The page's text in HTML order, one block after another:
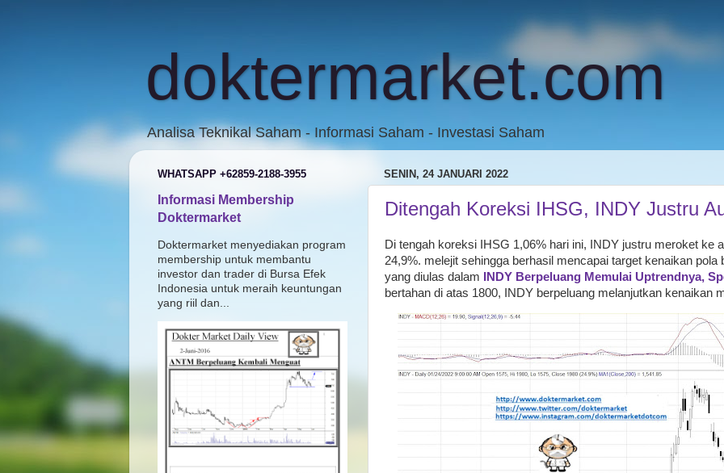
doktermarket.com
Analisa Teknikal Saham - Informasi Saham - Investasi Saham
SENIN, 24 JANUARI 2022
Ditengah Koreksi IHSG, INDY Justru
Di tengah koreksi IHSG 1,06% hari ini, INDY justru meroket ke
24,9%. melejit sehingga berhasil mencapai target kenaikan
yang diulas dalam
INDY Berpeluang Memulai Uptrendnya,
bertahan di atas 1800, INDY berpeluang melanjutkan kenaikan
WHATSAPP +62859-2188-3955
Informasi Membership
Doktermarket
Doktermarket menyediakan program
membership untuk membantu
investor dan trader di Bursa Efek
Indonesia untuk meraih keuntungan
yang riil dan...